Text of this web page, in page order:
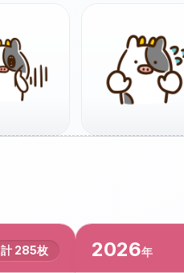
計 285枚 2026年